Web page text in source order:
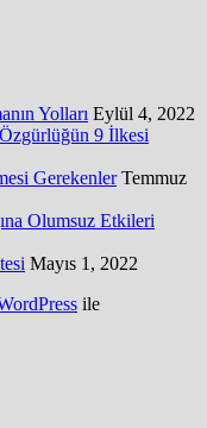
Yolları Eylül 4, 2022
9 İlkesi
Gerekenler Temmuz
Olumsuz Etkileri
Mayıs 1, 2022
ile